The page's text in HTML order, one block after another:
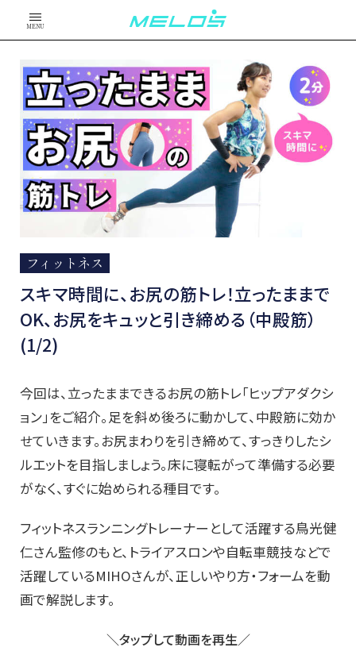
MENU
フィットネス
スキマ時間に、お尻の筋トレ！立ったままで
OK、お尻をキュッと引き締める（中殿筋）
(1/2)
今回は、立ったままできるお尻の筋トレ「ヒップアダクシ
ョン」をご紹介。足を斜め後ろに動かして、中殿筋に効か
せていきます。お尻まわりを引き締めて、すっきりしたシ
ルエットを目指しましょう。床に寝転がって準備する必要
がなく、すぐに始められる種目です。
フィットネスランニングトレーナーとして活躍する鳥光健
仁さん監修のもと、トライアスロンや自転車競技などで
活躍しているMIHOさんが、正しいやり方・フォームを動
画で解説します。
＼タップして動画を再生／